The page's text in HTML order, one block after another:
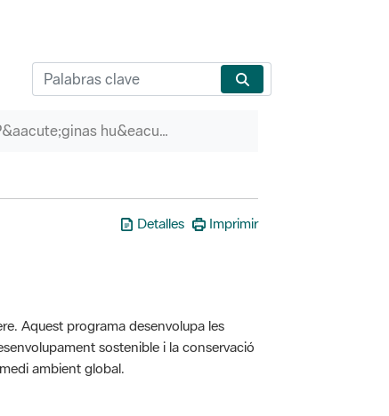
P&aacute;ginas hu&eacute;rfanas
Detalles Imprimir
Aquest programa desenvolupa les
sostenible i la conservació
ambient global.